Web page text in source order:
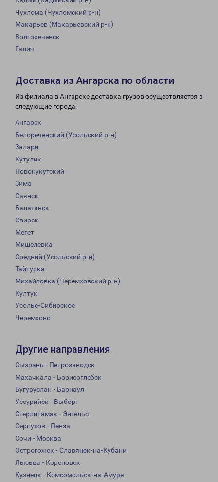
Чухлома (Чухломский р-н)
Макарьев (Макарьевский р-н)
Волгореченск
Галич
Доставка из Ангарска по области
Из филиала в Ангарске доставка грузов осуществляется в
следующие города:
Ангарск
Белореченский (Усольский р-н)
Залари
Кутулик
Новонукутский
Зима
Саянск
Балаганск
Свирск
Мегет
Мишелевка
Средний (Усольский р-н)
Тайтурка
Михайловка (Черемховский р-н)
Култук
Усолье-Сибирское
Черемхово
Другие направления
Сызрань - Петрозаводск
Махачкала - Борисоглебск
Бугуруслан - Барнаул
Уссурийск - Выборг
Стерлитамак - Энгельс
Серпухов - Пенза
Сочи - Москва
Острогожск - Славянск-на-Кубани
Лысьва - Кореновск
Кузнецк - Комсомольск-на-Амуре